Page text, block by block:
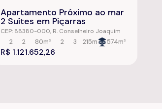
Apartamento Próximo ao mar
2 Suítes em Piçarras
R$ 1.121.652,26
CEP: 88380-000, R. Conselheiro Joaquim
Pinto Ferreira ,Centro Balneário Piçarras
Santa Catarina,Brasil
2 3
80m²
2 2 215m 574m²